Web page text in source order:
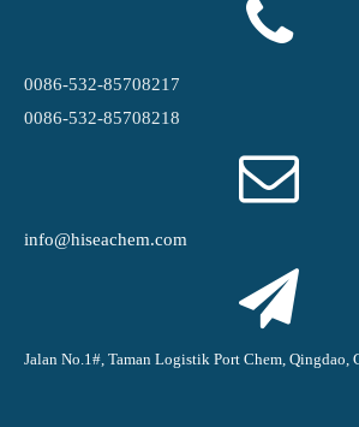
0086-532-85708217
0086-532-85708218
info@hiseachem.com
Jalan No.1#, Taman Logistik Port Chem, Qingdao,